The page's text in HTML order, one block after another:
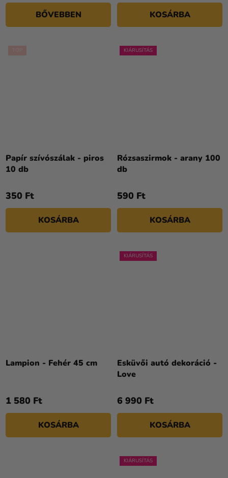
4,3
csillag.
BŐVEBBEN KOSÁRBA
Papír szívószálak - piros
10 db
350 Ft
KOSÁRBA
KIÁRUSÍTÁS
Rózsaszirmok - arany 100
db
590 Ft
KOSÁRBA
Lampion - Fehér 45 cm
1 580 Ft
KOSÁRBA
KIÁRUSÍTÁS
Esküvői autó dekoráció -
Love
6 990 Ft
KOSÁRBA
KIÁRUSÍTÁS